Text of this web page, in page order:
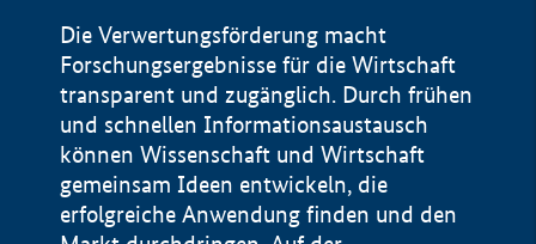
Die Verwertungsförderung macht
Forschungsergebnisse für die Wirtschaft
transparent und zugänglich. Durch frühen
und schnellen Informationsaustausch
können Wissenschaft und Wirtschaft
gemeinsam Ideen entwickeln, die
erfolgreiche Anwendung finden und den